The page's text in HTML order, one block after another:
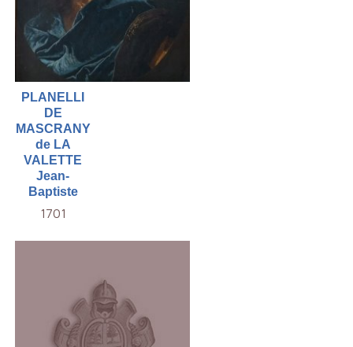
PLANELLI
DE
MASCRANY
de LA
VALETTE
Jean-
Baptiste
1701